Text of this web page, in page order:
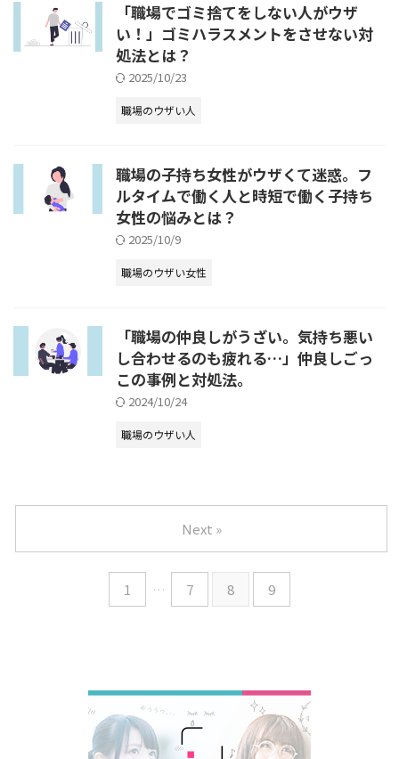
「職場でゴミ捨てをしない人がウザ
い！」ゴミハラスメントをさせない対
処法とは？
2025/10/23
職場のウザい人
職場の子持ち女性がウザくて迷惑。フ
ルタイムで働く人と時短で働く子持ち
女性の悩みとは？
2025/10/9
職場のウザい女性
「職場の仲良しがうざい。気持ち悪い
し合わせるのも疲れる…」仲良しごっ
この事例と対処法。
2024/10/24
職場のウザい人
1 … 7 8 9
Next »